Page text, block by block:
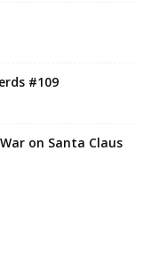
#109
on Santa Claus